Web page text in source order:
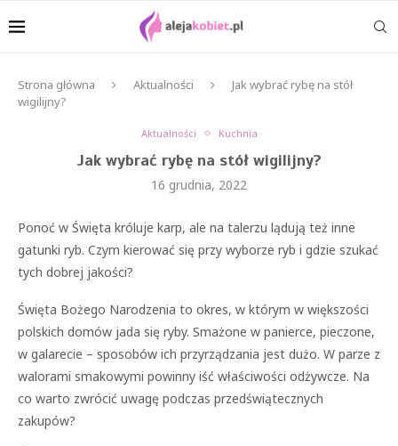
Strona główna Aktualności
Jak wybrać rybę na stół
wigilijny?
Aktualności Kuchnia
Jak wybrać rybę na stół wigilijny?
16 grudnia, 2022
Ponoć w Święta króluje karp, ale na talerzu lądują też inne
gatunki ryb. Czym kierować się przy wyborze ryb i gdzie szukać
tych dobrej jakości?
Święta Bożego Narodzenia to okres, w którym w większości
polskich domów jada się ryby. Smażone w panierce, pieczone,
w galarecie – sposobów ich przyrządzania jest dużo. W parze z
walorami smakowymi powinny iść właściwości odżywcze. Na
co warto zwrócić uwagę podczas przedświątecznych
zakupów?